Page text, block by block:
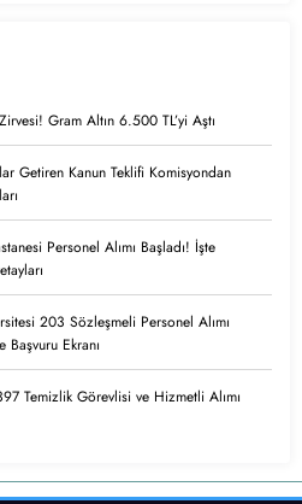
Gram Altın 6.500 TL’yi Aştı
Getiren Kanun Teklifi Komisyondan
Personel Alımı Başladı! İşte
203 Sözleşmeli Personel Alımı
Ekranı
Temizlik Görevlisi ve Hizmetli Alımı